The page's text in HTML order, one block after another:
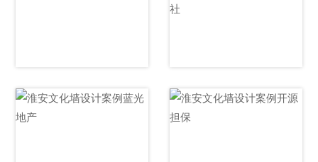
鸿腾保安文化墙设
计
淮阴区供销总社文
化墙设计